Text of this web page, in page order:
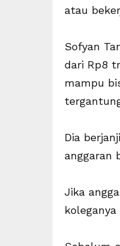
atau
Sofyan
dari Rp8
mampu
Dia
anggaran
Jika